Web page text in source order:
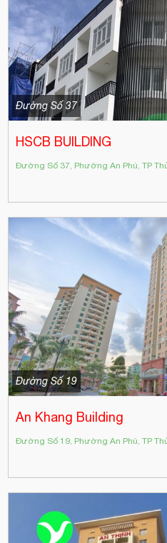
Đường Số 37
HSCB BUILDING
Đường Số 37, Phường An Phú, TP
Đường Số 19
An Khang Building
Đường Số 19, Phường An Phú, TP